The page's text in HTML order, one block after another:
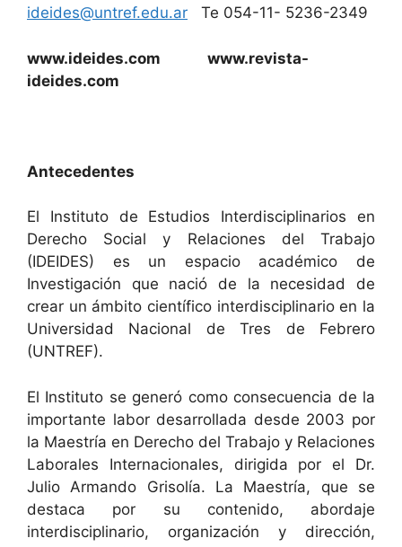
ideides@untref.edu.ar Te 054-11- 5236-2349
www.ideides.com www.revista-
ideides.com
Antecedentes
El Instituto de Estudios Interdisciplinarios en
Derecho Social y Relaciones del Trabajo
(IDEIDES) es un espacio académico de
Investigación que nació de la necesidad de
crear un ámbito científico interdisciplinario en la
Universidad Nacional de Tres de Febrero
(UNTREF).
El Instituto se generó como consecuencia de la
importante labor desarrollada desde 2003 por
la Maestría en Derecho del Trabajo y Relaciones
Laborales Internacionales, dirigida por el Dr.
Julio Armando Grisolía. La Maestría, que se
destaca por su contenido, abordaje
interdisciplinario, organización y dirección,